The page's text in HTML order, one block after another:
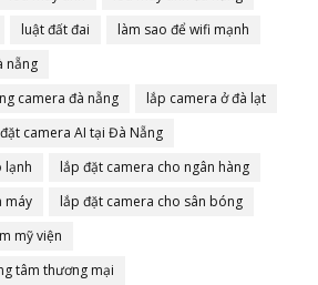
luật đất đai
làm sao để wifi mạnh
nẵng
camera đà nẵng
lắp camera ở đà lạt
camera AI tại Đà Nẵng
lạnh
lắp đặt camera cho ngân hàng
máy
lắp đặt camera cho sân bóng
mỹ viện
tâm thương mại